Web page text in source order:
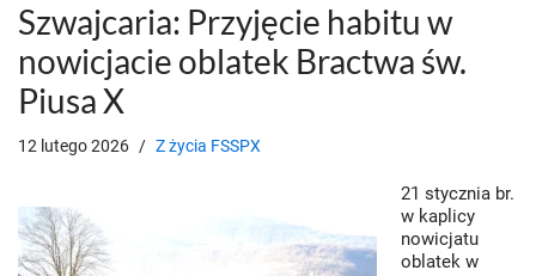
Szwajcaria: Przyjęcie habitu w
nowicjacie oblatek Bractwa św.
Piusa X
12 lutego 2026 Z życia FSSPX
21 stycznia br.
w kaplicy
nowicjatu
oblatek w